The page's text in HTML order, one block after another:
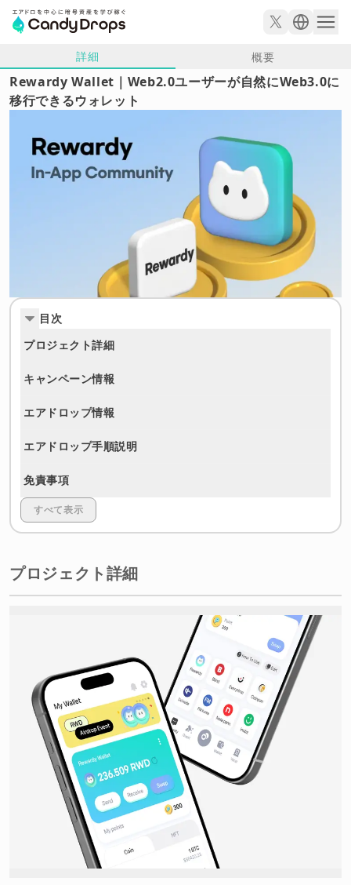
詳細 概要
Rewardy Wallet｜Web2.0ユーザーが自然にWeb3.0に
移行できるウォレット
目次
プロジェクト詳細
キャンペーン情報
エアドロップ情報
エアドロップ手順説明
免責事項
すべて表示
プロジェクト詳細